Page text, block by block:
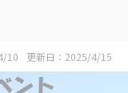
10
更新日：2025/4/15